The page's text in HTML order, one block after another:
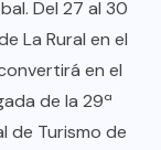
Del 27 al 30
La Rural en el
en el
de la 29ª
de Turismo de